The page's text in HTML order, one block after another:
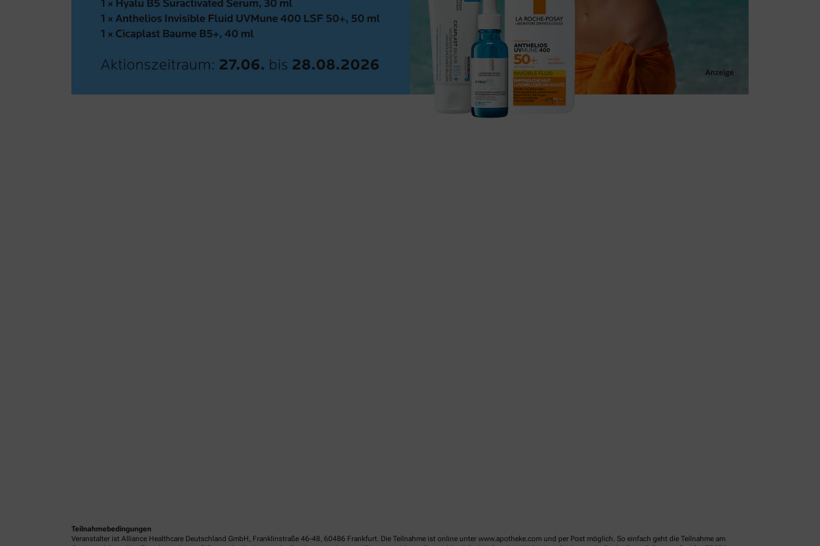
Teilnahmebedingungen
Veranstalter ist Alliance Healthcare Deutschland GmbH, Franklinstraße 46-48, 60486 Frankfurt. Die Teilnahme ist online unter www.apotheke.com und per Post möglich. So einfach geht die Teilnahme am